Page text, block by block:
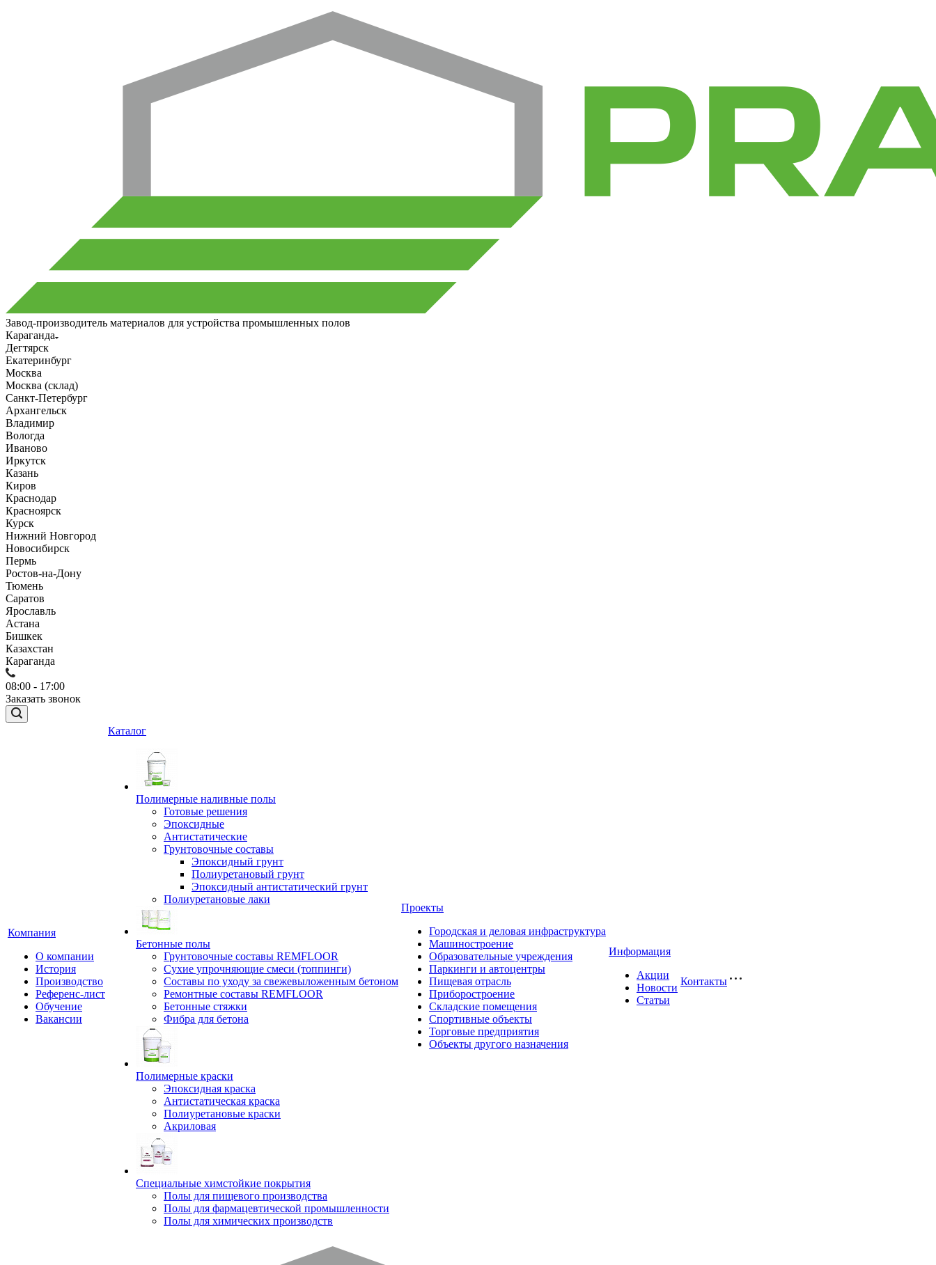
Завод-производитель материалов для устройства промышленных полов
Караганда
Дегтярск
Екатеринбург
Москва
Москва (склад)
Санкт-Петербург
Архангельск
Владимир
Вологда
Иваново
Иркутск
Казань
Киров
Краснодар
Красноярск
Курск
Нижний Новгород
Новосибирск
Пермь
Ростов-на-Дону
Тюмень
Саратов
Ярославль
Астана
Бишкек
Казахстан
Караганда
08:00 - 17:00
Заказать звонок
Компания
О компании
История
Производство
Референс-лист
Обучение
Вакансии
Каталог
Полимерные наливные полы
Готовые решения
Эпоксидные
Антистатические
Грунтовочные составы
Эпоксидный грунт
Полиуретановый грунт
Эпоксидный антистатический грунт
Полиуретановые лаки
Бетонные полы
Грунтовочные составы REMFLOOR
Сухие упрочняющие смеси (топпинги)
Составы по уходу за свежевыложенным бетоном
Ремонтные составы REMFLOOR
Бетонные стяжки
Фибра для бетона
Полимерные краски
Эпоксидная краска
Антистатическая краска
Полиуретановые краски
Акриловая
Специальные химстойкие покрытия
Полы для пищевого производства
Полы для фармацевтической промышленности
Полы для химических производств
Проекты
Городская и деловая инфраструктура
Машиностроение
Образовательные учреждения
Паркинги и автоцентры
Пищевая отрасль
Приборостроение
Складские помещения
Спортивные объекты
Торговые предприятия
Объекты другого назначения
Информация
Акции
Новости
Статьи
Контакты